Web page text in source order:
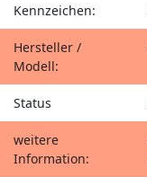
Kennzeichen:
Hersteller /
Modell:
Status
weitere
Information: